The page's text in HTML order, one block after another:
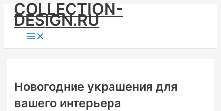
Skip
content
COLLECTION-
DESIGN.RU
Main
Menu
Новогодние украшения для
вашего интерьера